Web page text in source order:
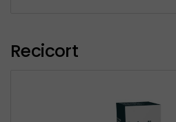
Recicort